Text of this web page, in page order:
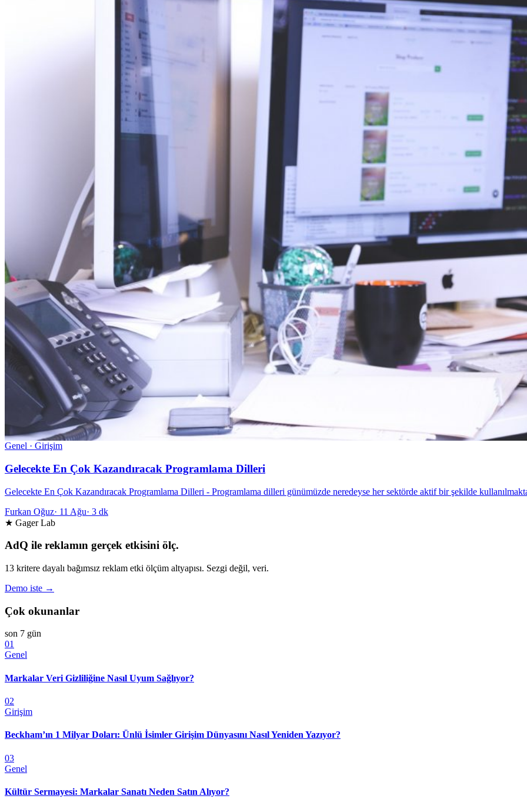
Genel · Girişim
Gelecekte En Çok Kazandıracak Programlama Dilleri
Gelecekte En Çok Kazandıracak Programlama Dilleri - Programlama dilleri günümüzde neredeyse her sektörde aktif bir şekilde
Furkan Oğuz· 11 Ağu· 3 dk
★ Gager Lab
AdQ ile reklamın gerçek etkisini ölç.
13 kritere dayalı bağımsız reklam etki ölçüm altyapısı. Sezgi değil, veri.
Demo iste →
Çok okunanlar
son 7 gün
01
Genel
Markalar Veri Gizliliğine Nasıl Uyum Sağlıyor?
02
Girişim
Beckham’ın 1 Milyar Doları: Ünlü İsimler Girişim Dünyasını Nasıl Yeniden Yazıyor?
03
Genel
Kültür Sermayesi: Markalar Sanatı Neden Satın Alıyor?